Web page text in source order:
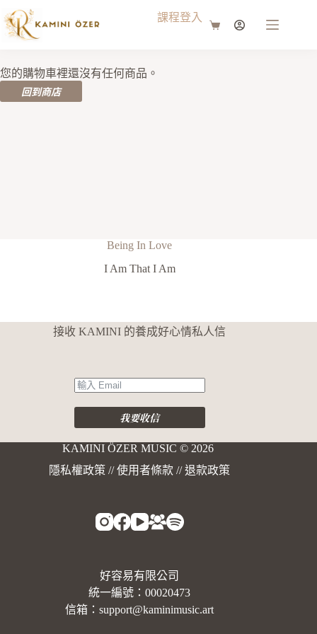
課程登入
您的購物車裡還沒有任何商品。
回到商店
Being In Love
I Am That I Am
接收 KAMINI 的養成好心情私人信
我要收信
A
t
n
a
e
:
KAMINI ÖZER MUSIC © 2026
隱私權政策 //使用者條款 //退款政策
好容易有限公司
統一編號：00020473
信箱：support@kaminimusic.art